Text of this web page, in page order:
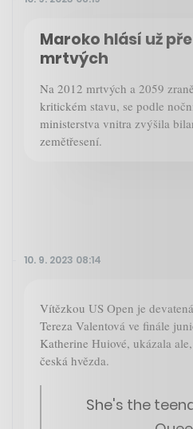
Maroko hlásí už
mrtvých
Na 2012 mrtvých a 2059
kritickém stavu, se podle
ministerstva vnitra zvýšila
zemětřesení.
10. 9. 2023 08:14
Vítězkou US Open je
Tereza Valentová ve finále
Katherine Huiové, ukázala
česká hvězda.
She's the